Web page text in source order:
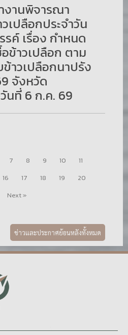
งานพิจารณา
เปลือกประจำวัน
ค์ เรื่อง กำหนด
ข้าวเปลือก ตาม
าวเปลือกนาปรัง
จังหวัด
นที่ 6 ก.ค. 69
7 8 9 10
11
16 17 18 19
20
Next »
ข่าวและประกาศย้อนหลังทั้งหมด